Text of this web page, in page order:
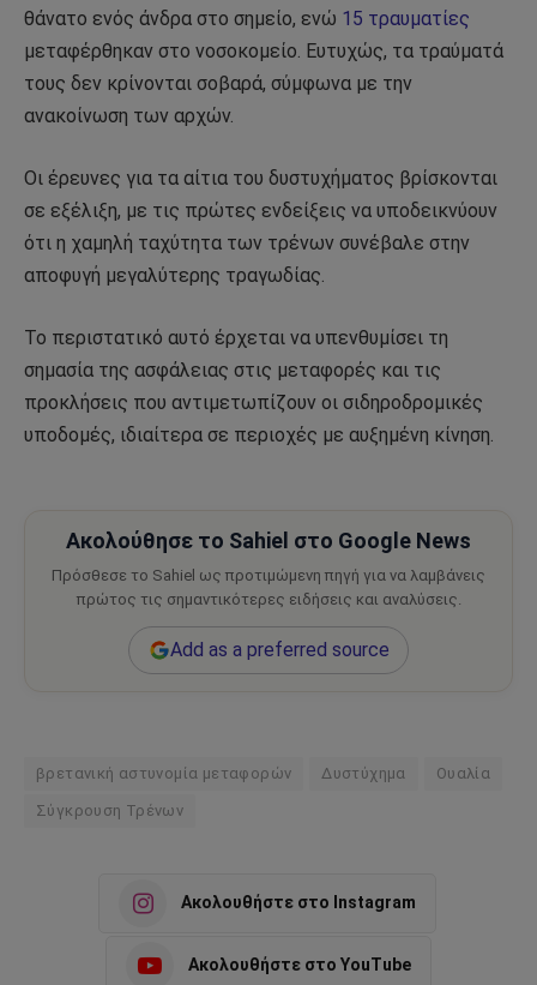
θάνατο ενός άνδρα στο σημείο, ενώ 15 τραυματίες
μεταφέρθηκαν στο νοσοκομείο. Ευτυχώς, τα τραύματά
τους δεν κρίνονται σοβαρά, σύμφωνα με την
ανακοίνωση των αρχών.
Οι έρευνες για τα αίτια του δυστυχήματος βρίσκονται
σε εξέλιξη, με τις πρώτες ενδείξεις να υποδεικνύουν
ότι η χαμηλή ταχύτητα των τρένων συνέβαλε στην
αποφυγή μεγαλύτερης τραγωδίας.
Το περιστατικό αυτό έρχεται να υπενθυμίσει τη
σημασία της ασφάλειας στις μεταφορές και τις
προκλήσεις που αντιμετωπίζουν οι σιδηροδρομικές
υποδομές, ιδιαίτερα σε περιοχές με αυξημένη κίνηση.
Ακολούθησε το Sahiel στο Google News
Πρόσθεσε το Sahiel ως προτιμώμενη πηγή για να λαμβάνεις
πρώτος τις σημαντικότερες ειδήσεις και αναλύσεις.
Add as a preferred source
βρετανική αστυνομία μεταφορών Δυστύχημα Ουαλία
Σύγκρουση Τρένων
Ακολουθήστε στο Instagram
Ακολουθήστε στο YouTube